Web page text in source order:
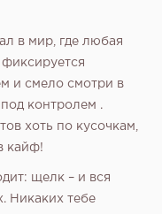
в мир, где любая
и смело смотри в
контролем .
хоть по кусочкам,
кайф!
щелк – и вся
Никаких тебе